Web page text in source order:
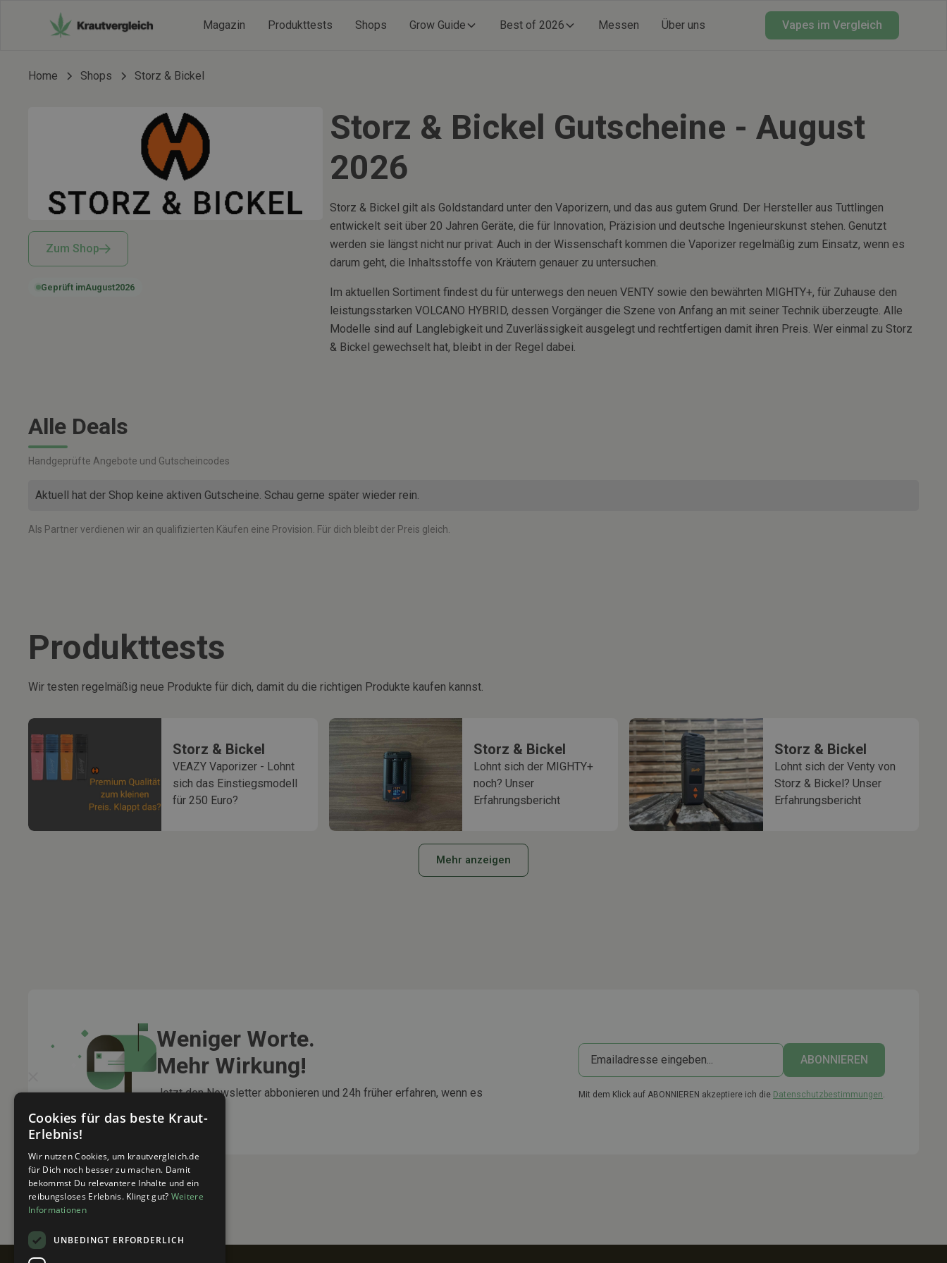
Magazin Produkttests Shops Grow Guide Best of 2026 Messen Über uns Vapes im Vergleich
Home Shops Storz & Bickel
Zum Shop
Geprüft imAugust2026
Storz & Bickel Gutscheine - August
2026
Storz & Bickel gilt als Goldstandard unter den Vaporizern, und das aus gutem Grund. Der Hersteller aus Tuttlingen
entwickelt seit über 20 Jahren Geräte, die für Innovation, Präzision und deutsche Ingenieurskunst stehen. Genutzt
werden sie längst nicht nur privat: Auch in der Wissenschaft kommen die Vaporizer regelmäßig zum Einsatz, wenn es
darum geht, die Inhaltsstoffe von Kräutern genauer zu untersuchen.
Im aktuellen Sortiment findest du für unterwegs den neuen VENTY sowie den bewährten MIGHTY+, für Zuhause den
leistungsstarken VOLCANO HYBRID, dessen Vorgänger die Szene von Anfang an mit seiner Technik überzeugte. Alle
Modelle sind auf Langlebigkeit und Zuverlässigkeit ausgelegt und rechtfertigen damit ihren Preis. Wer einmal zu Storz
& Bickel gewechselt hat, bleibt in der Regel dabei.
Alle Deals
Handgeprüfte Angebote und Gutscheincodes
Aktuell hat der Shop keine aktiven Gutscheine. Schau gerne später wieder rein.
Als Partner verdienen wir an qualifizierten Käufen eine Provision. Für dich bleibt der Preis gleich.
Produkttests
Wir testen regelmäßig neue Produkte für dich, damit du die richtigen Produkte kaufen kannst.
Storz & Bickel
VEAZY Vaporizer - Lohnt
sich das Einstiegsmodell
für 250 Euro?
Storz & Bickel
Lohnt sich der MIGHTY+
noch? Unser
Erfahrungsbericht
Storz & Bickel
Lohnt sich der Venty von
Storz & Bickel? Unser
Erfahrungsbericht
Mehr anzeigen
Weniger Worte.
Mehr Wirkung!
Jetzt den Newsletter abbonieren und 24h früher erfahren, wenn es
Mit dem Klick auf ABONNIEREN akzeptiere ich die Datenschutzbestimmungen
Cookies für das beste Kraut-
Erlebnis!
Wir nutzen Cookies, um krautvergleich.de
für Dich noch besser zu machen. Damit
bekommst Du relevantere Inhalte und ein
reibungsloses Erlebnis. Klingt gut? Weitere
Informationen
UNBEDINGT ERFORDERLICH